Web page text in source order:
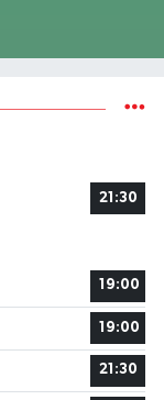
21:30
19:00
19:00
21:30